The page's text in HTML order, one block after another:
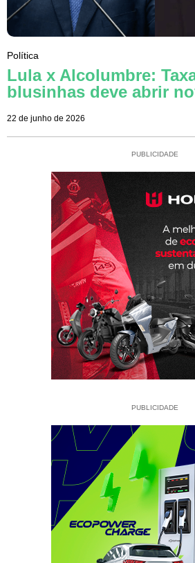
Política
Lula x Alcolumbre:
blusinhas deve abrir
22 de junho de 2026
PUBLICIDADE
PUBLICIDADE